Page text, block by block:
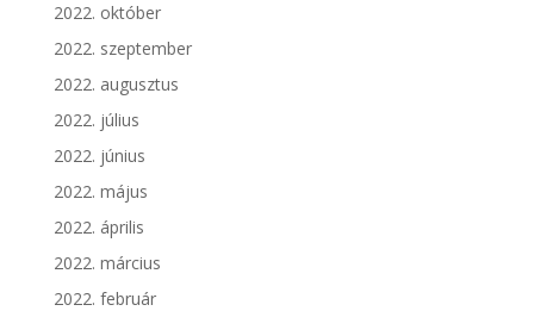
2022. október
2022. szeptember
2022. augusztus
2022. július
2022. június
2022. május
2022. április
2022. március
2022. február